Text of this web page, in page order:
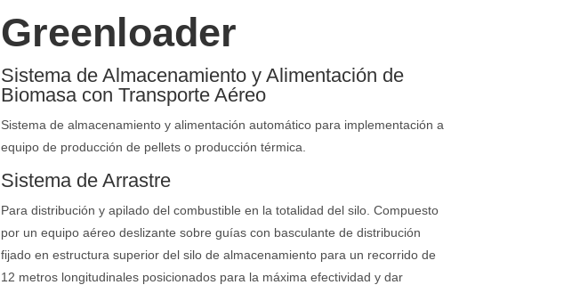
Greenloader
Sistema de Almacenamiento y Alimentación de
Biomasa con Transporte Aéreo
Sistema de almacenamiento y alimentación automático para implementación a
equipo de producción de pellets o producción térmica.
Sistema de Arrastre
Para distribución y apilado del combustible en la totalidad del silo. Compuesto
por un equipo aéreo deslizante sobre guías con basculante de distribución
fijado en estructura superior del silo de almacenamiento para un recorrido de
12 metros longitudinales posicionados para la máxima efectividad y dar